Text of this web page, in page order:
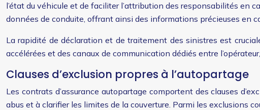
l’état du véhicule et de faciliter l’attribution des responsabilités en
données de conduite, offrant ainsi des informations précieuses en
La rapidité de déclaration et de traitement des sinistres est
accélérées et des canaux de communication dédiés entre
Clauses d’exclusion propres à l’autopartage
Les contrats d’assurance autopartage comportent des clauses
abus et à clarifier les limites de la couverture. Parmi les exclusions